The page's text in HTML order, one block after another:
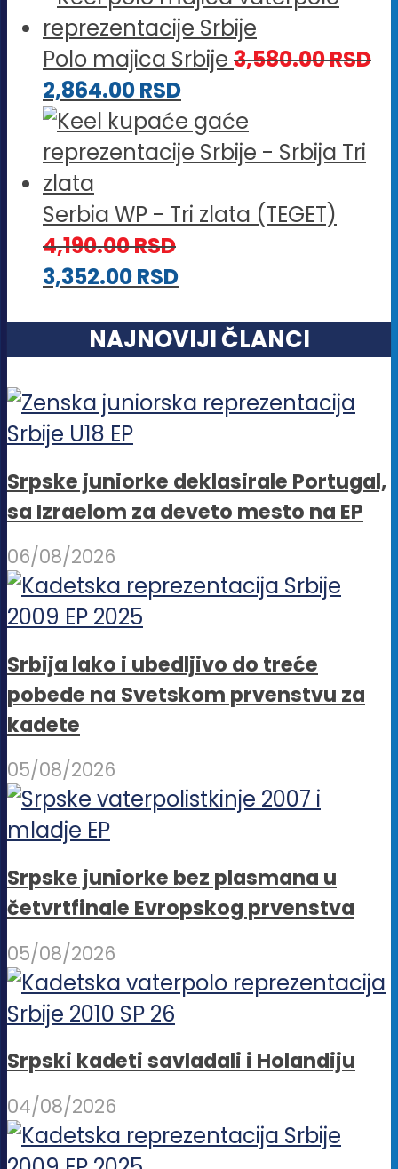
Polo majica Srbije 3,580.00RSD
2,864.00RSD
Serbia WP - Tri zlata (TEGET)
4,190.00RSD
3,352.00RSD
NAJNOVIJI ČLANCI
Srpske juniorke deklasirale Portugal,
sa Izraelom za deveto mesto na EP
06/08/2026
Srbija lako i ubedljivo do treće
pobede na Svetskom prvenstvu za
kadete
05/08/2026
Srpske juniorke bez plasmana u
četvrtfinale Evropskog prvenstva
05/08/2026
Srpski kadeti savladali i Holandiju
04/08/2026